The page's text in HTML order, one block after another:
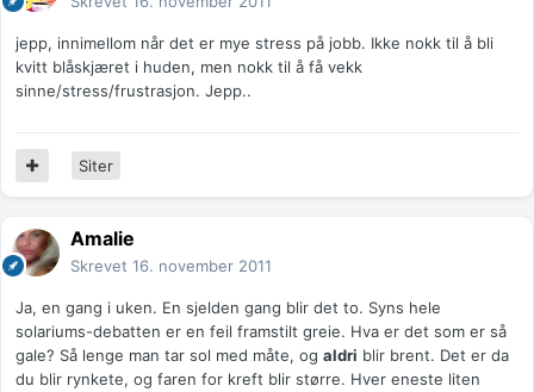
jepp, innimellom når det er mye stress på jobb. Ikke nokk til å bli
kvitt blåskjæret i huden, men nokk til å få vekk
sinne/stress/frustrasjon. Jepp..
Siter
Amalie
Skrevet 16. november 2011
Ja, en gang i uken. En sjelden gang blir det to. Syns hele
solariums-debatten er en feil framstilt greie. Hva er det som er så
gale? Så lenge man tar sol med måte, og aldri blir brent. Det er da
du blir rynkete, og faren for kreft blir større. Hver eneste liten